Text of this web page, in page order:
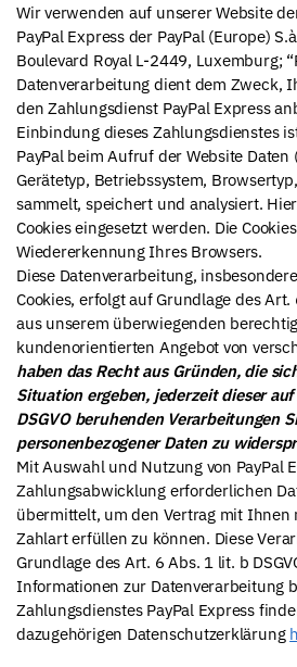
Wir verwenden auf unserer Website
PayPal Express der PayPal (Europe)
Boulevard Royal L-2449, Luxemburg;
Datenverarbeitung dient dem Zweck,
den Zahlungsdienst PayPal Express
Einbindung dieses Zahlungsdienstes
PayPal beim Aufruf der Website Daten
Gerätetyp, Betriebssystem,
sammelt, speichert und analysiert.
Cookies eingesetzt werden. Die
Wiedererkennung Ihres Browsers.
Diese Datenverarbeitung,
Cookies, erfolgt auf Grundlage des Art.
aus unserem überwiegenden
kundenorientierten Angebot von
haben das Recht aus Gründen, die
Situation ergeben, jederzeit dieser
DSGVO beruhenden Verarbeitungen
personenbezogener Daten zu
Mit Auswahl und Nutzung von PayPal
Zahlungsabwicklung erforderlichen
übermittelt, um den Vertrag mit Ihnen
Zahlart erfüllen zu können. Diese
Grundlage des Art. 6 Abs. 1 lit. b
Informationen zur Datenverarbeitung
Zahlungsdienstes PayPal Express
dazugehörigen Datenschutzerklärung